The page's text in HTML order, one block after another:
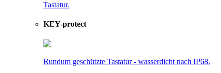
Tastatur.
KEY-protect
Rundum geschützte Tastatur - wasserdicht nach IP68.